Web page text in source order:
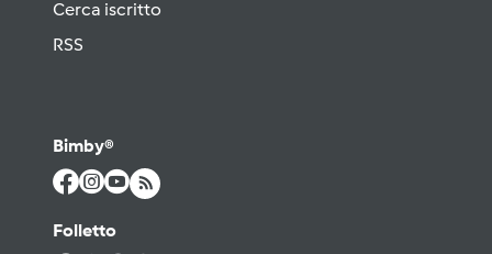
Cerca iscritto
RSS
Bimby®
Folletto